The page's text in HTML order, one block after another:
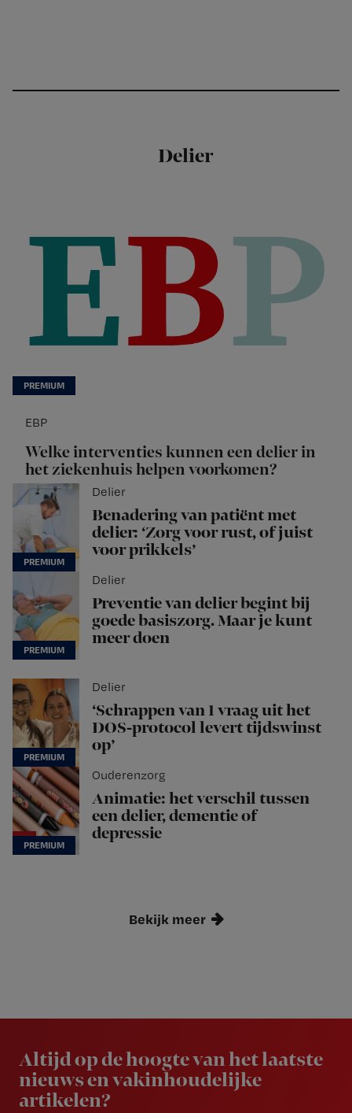
Delier
EBP
Welke interventies kunnen een delier in
het ziekenhuis helpen voorkomen?
Delier
Benadering van patiënt met
delier: ‘Zorg voor rust, of juist
voor prikkels’
Delier
Preventie van delier begint bij
goede basiszorg. Maar je kunt
meer doen
Delier
‘Schrappen van 1 vraag uit het
DOS-protocol levert tijdswinst
op’
Ouderenzorg
Animatie: het verschil tussen
een delier, dementie of
depressie
Bekijk meer
Altijd op de hoogte van het laatste
nieuws en vakinhoudelijke
artikelen?